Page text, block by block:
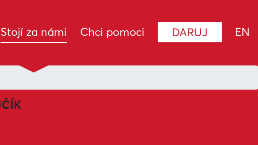
Stojí za námi (current)
Chci pomoci DARUJ EN